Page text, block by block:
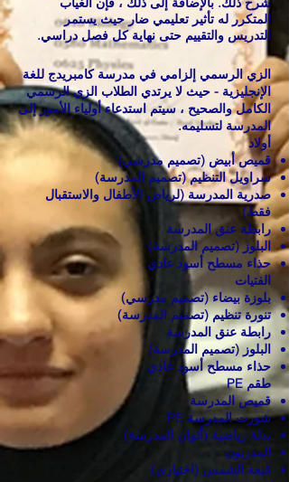
المتكرر له تأثير تعليمي ضار حيث يستمر
التدريس والتقييم حتى نهاية كل فصل دراسي.
الزي الرسمي إلزامي في مدرسة كامبريدج للغة
الإنجليزية - حيث لا يرتدي الطلاب الزي الرسمي
الكامل والصحيح ، سيتم استدعاء أولياء الأمور إلى
المدرسة لتسليمه.
أولاد
قميص أبيض (تصميم مدرسي)
سراويل التنظيم (تصميم المدرسة)
صدرية المدرسة (لرياض الأطفال والاستقبال
فقط)
رابطة عنق المدرسة
البلوز (تصميم المدرسة)
حذاء مسطح أسود عادي
الفتيات
بلوزة بيضاء (تصميم مدرسي)
تنورة تنظيم (تصميم المدرسة)
رابطة عنق المدرسة
البلوز (تصميم المدرسة)
حذاء مسطح أسود عادي
طقم PE
قميص المدرسة
شورت المدرسة PE
بدلة رياضية (ألوان المدرسة)
المدربون
قبعة الشمس (اختياري)